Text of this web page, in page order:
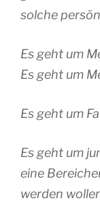
solche
Es geht um
Es geht um
Es geht um
Es geht um
eine
werden